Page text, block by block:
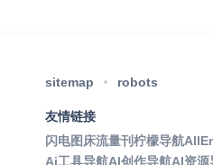
sitemap robots
友情链接
闪电图床流量刊柠檬导航
Ai工具导航AI创作导航AI资源